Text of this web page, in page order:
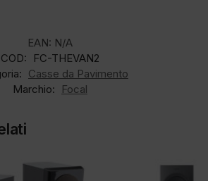
EAN: N/A
COD:
FC-THEVAN2
Casse da Pavimento
Marchio:
Focal